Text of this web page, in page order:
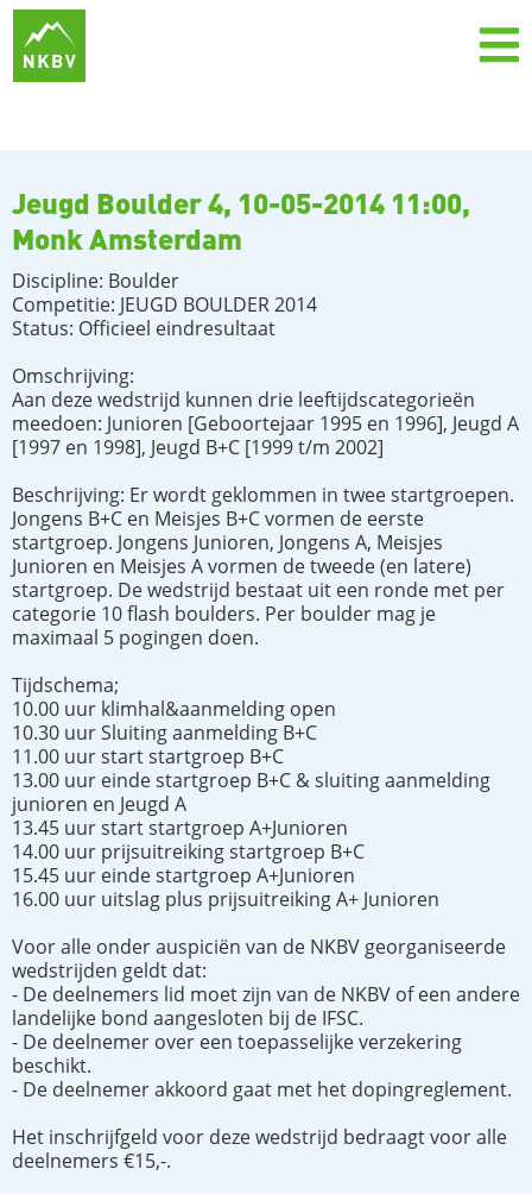
Jeugd Boulder 4, 10-05-2014 11:00,
Monk Amsterdam
Discipline: Boulder
Competitie: JEUGD BOULDER 2014
Status: Officieel eindresultaat
Omschrijving:
Aan deze wedstrijd kunnen drie leeftijdscategorieën
meedoen: Junioren [Geboortejaar 1995 en 1996], Jeugd A
[1997 en 1998], Jeugd B+C [1999 t/m 2002]
Beschrijving: Er wordt geklommen in twee startgroepen.
Jongens B+C en Meisjes B+C vormen de eerste
startgroep. Jongens Junioren, Jongens A, Meisjes
Junioren en Meisjes A vormen de tweede (en latere)
startgroep. De wedstrijd bestaat uit een ronde met per
categorie 10 flash boulders. Per boulder mag je
maximaal 5 pogingen doen.
Tijdschema;
10.00 uur klimhal&aanmelding open
10.30 uur Sluiting aanmelding B+C
11.00 uur start startgroep B+C
13.00 uur einde startgroep B+C & sluiting aanmelding
junioren en Jeugd A
13.45 uur start startgroep A+Junioren
14.00 uur prijsuitreiking startgroep B+C
15.45 uur einde startgroep A+Junioren
16.00 uur uitslag plus prijsuitreiking A+ Junioren
Voor alle onder auspiciën van de NKBV georganiseerde
wedstrijden geldt dat:
- De deelnemers lid moet zijn van de NKBV of een andere
landelijke bond aangesloten bij de IFSC.
- De deelnemer over een toepasselijke verzekering
beschikt.
- De deelnemer akkoord gaat met het dopingreglement.
Het inschrijfgeld voor deze wedstrijd bedraagt voor alle
deelnemers €15,-.